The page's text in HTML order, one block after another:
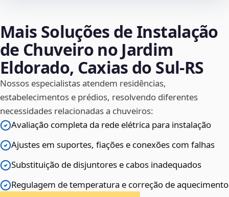
Mais Soluções de Instalação
de Chuveiro no Jardim
Eldorado, Caxias do Sul‑RS
Nossos especialistas atendem residências,
estabelecimentos e prédios, resolvendo diferentes
necessidades relacionadas a chuveiros:
Avaliação completa da rede elétrica para instalação
Ajustes em suportes, fiações e conexões com falhas
Substituição de disjuntores e cabos inadequados
Regulagem de temperatura e correção de aquecimento